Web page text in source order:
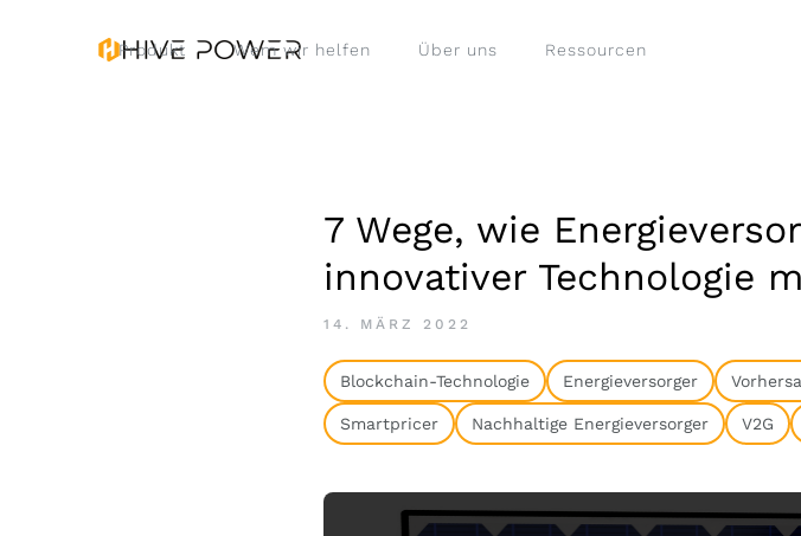
Produkt Wem wir helfen Über uns Ressourcen
7 Wege, wie
innovativer Technologie
14. MÄRZ 2022
Blockchain-Technologie Energieversorger
Smartpricer Nachhaltige Energieversorger V2G